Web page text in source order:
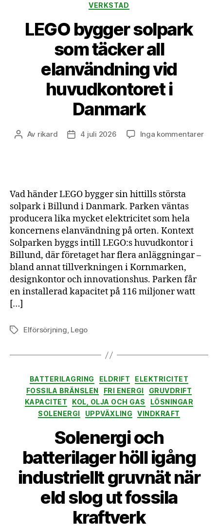
VERKSTAD
LEGO bygger solpark
som täcker all
elanvändning vid
huvudkontoret i
Danmark
Inläggsförfattare
Av rikard Inläggsdatum
4 juli 2026 Inga kommentarertill
Vad händer LEGO bygger sin hittills största
solpark i Billund i Danmark. Parken väntas
producera lika mycket elektricitet som hela
koncernens elanvändning på orten. Kontext
Solparken byggs intill LEGO:s huvudkontor i
Billund, där företaget har flera anläggningar –
bland annat tillverkningen i Kornmarken,
designkontor och innovationshus. Parken får
en installerad kapacitet på 116 miljoner watt
[…]
EtiketterElförsörjning, Lego
Kategorier
BATTERILAGRING ELDRIFT
ELEKTRICITET
FOSSILA BRÄNSLEN
FRI ENERGI
GRUVDRIFT
KAPACITET
KOL, OLJA OCH GAS
LÖSNINGAR
SOLENERGI
UPPVÄXLING VINDKRAFT
Solenergi och
batterilager höll igång
industriellt gruvnät när
eld slog ut fossila
kraftverk